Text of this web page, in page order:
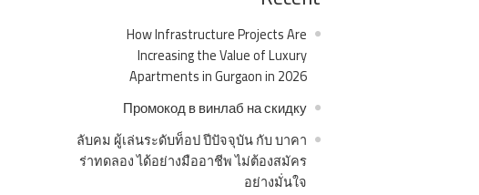
How Infrastructure Projects Are
Increasing the Value of Luxury
Apartments in Gurgaon in 2026
Промокод в винлаб на скидку
ลับคม ผู้เล่นระดับท็อป ปีปัจจุบัน กับ บาคา
ร่าทดลอง ได้อย่างมืออาชีพ ไม่ต้องสมัคร
อย่างมั่นใจ